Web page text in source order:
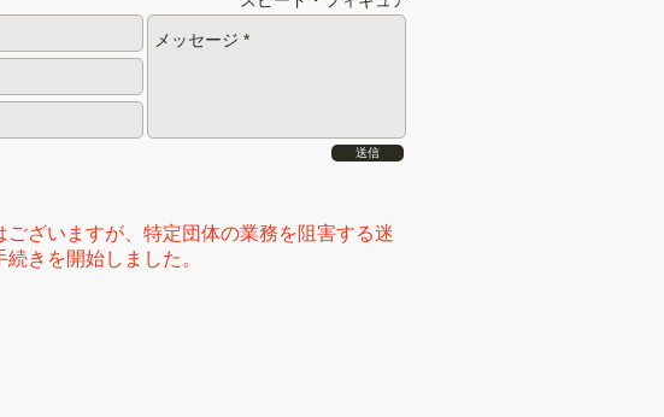
送信
ございますが、特定団体の業務を阻害する迷
きを開始しました。